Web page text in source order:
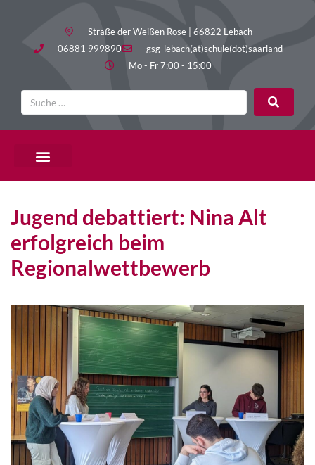
Straße der Weißen Rose | 66822 Lebach
06881 999890
gsg-lebach(at)schule(dot)saarland
Mo - Fr 7:00 - 15:00
Jugend debattiert: Nina Alt
erfolgreich beim
Regionalwettbewerb